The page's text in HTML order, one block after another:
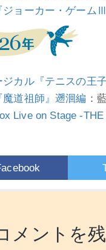
ジョーカー・ゲームⅢ
ジカル『テニスの王
魔道祖師』遡洄編 ：
Live on Stage -
メントを